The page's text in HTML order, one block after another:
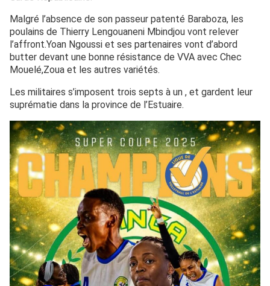
Malgré l’absence de son passeur patenté Baraboza, les
poulains de Thierry Lengouaneni Mbindjou vont relever
l’affront.Yoan Ngoussi et ses partenaires vont d’abord
butter devant une bonne résistance de VVA avec Chec
Mouelé,Zoua et les autres variétés.
Les militaires s’imposent trois septs à un , et gardent leur
suprématie dans la province de l’Estuaire.